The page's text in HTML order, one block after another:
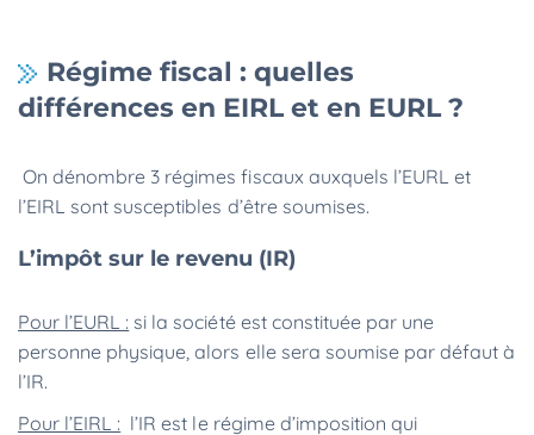
Régime fiscal : quelles
différences en EIRL et en EURL ?
On dénombre 3 régimes fiscaux auxquels l’EURL et
l’EIRL sont susceptibles d’être soumises.
L’impôt sur le revenu (IR)
Pour l’EURL : si la société est constituée par une
personne physique, alors elle sera soumise par défaut à
l’IR.
Pour l’EIRL : l’IR est le régime d’imposition qui